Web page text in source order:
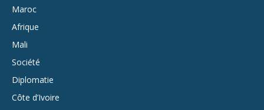
Maroc
Afrique
Mali
Société
Diplomatie
Côte d’Ivoire